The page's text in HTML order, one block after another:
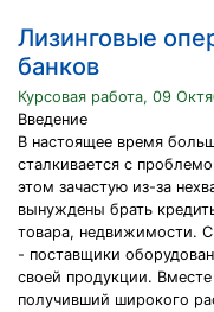
Лизинговые
банков
Курсовая работа, 09
Введение
В настоящее время
сталкивается с
этом зачастую из-за
вынуждены брать
товара, недвижимости.
- поставщики
своей продукции.
получивший широкого